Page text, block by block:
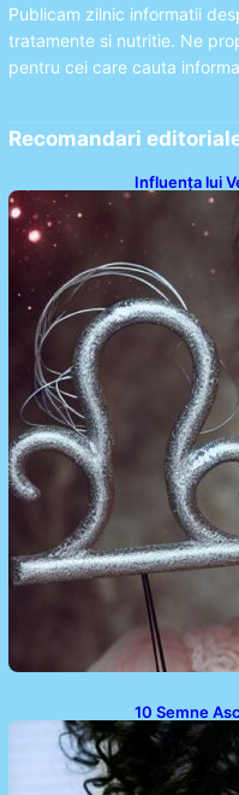
Publicam zilnic informatii
tratamente si nutritie. Ne
pentru cei care cauta
Recomandari
Influența lui
pentru Tauri
10 Semne
Trebuie să